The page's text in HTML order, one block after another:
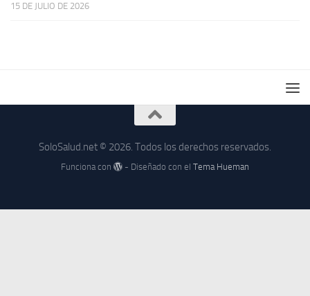
15 DE JULIO DE 2026
SoloSalud.net © 2026. Todos los derechos reservados.
Funciona con - Diseñado con elTema Hueman